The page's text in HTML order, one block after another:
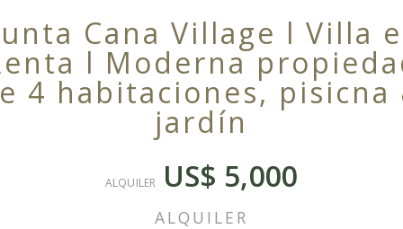
Cana Village l Villa
l Moderna
4 habitaciones, pisicna
jardín
ALQUILER US$ 5,000
ALQUILER